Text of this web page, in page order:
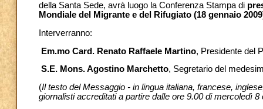
della Santa Sede, avrà luogo la Conferenza Stampa di
Mondiale del Migrante e del Rifugiato (18 gennaio
Interverranno:
Em.mo Card. Renato Raffaele Martino, Presidente del
S.E. Mons. Agostino Marchetto, Segretario del
(Il testo del Messaggio - in lingua italiana, francese,
giornalisti accreditati a partire dalle ore 9.00 di mercoledì